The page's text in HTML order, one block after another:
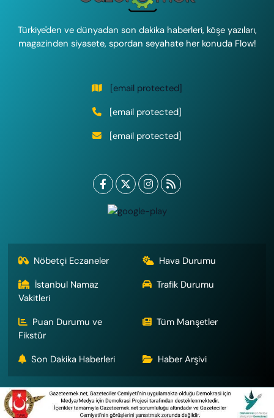
Türkiye'den ve dünyadan son dakika haberleri, köşe yazıları,
magazinden siyasete, spordan seyahate her konuda Flow!
[email protected]
[email protected]
[email protected]
Nöbetçi Eczaneler
Hava Durumu
İstanbul Namaz
Vakitleri
Trafik Durumu
Puan Durumu ve
Fikstür
Tüm Manşetler
Son Dakika Haberleri Haber Arşivi